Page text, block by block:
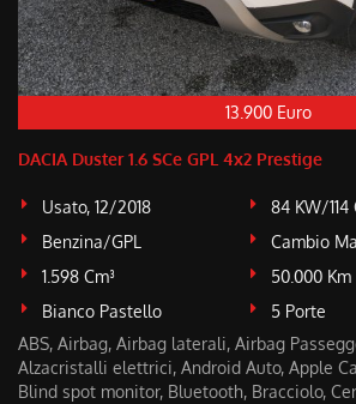
13.900 Euro
DACIA Duster 1.6 SCe GPL 4x2 Prestige
Usato, 12/2018
84 KW/114
Benzina/GPL
Cambio
1.598 Cm³
50.000 Km
Bianco Pastello
5 Porte
ABS, Airbag, Airbag laterali, Airbag
Alzacristalli elettrici, Android Auto, Apple
Blind spot monitor, Bluetooth, Bracciolo,
Cookie necessari
Cookie per il miglioramento
Cookie di marketing